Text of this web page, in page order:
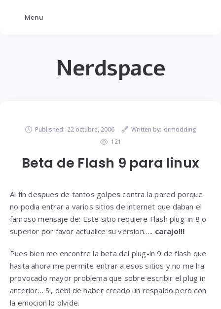
Nerdspace
Published: 22 octubre, 2006 Written by: drmodding
121
Beta de Flash 9 para linux
Al fin despues de tantos golpes contra la pared porque
no podia entrar a varios sitios de internet que daban el
famoso mensaje de: Este sitio requiere Flash plug-in 8 o
superior por favor actualice su version….. carajo!!!
Pues bien me encontre la beta del plug-in 9 de flash que
hasta ahora me permite entrar a esos sitios y no me ha
provocado mayor problema que sobre escribir el plug in
anterior… Si, debi de haber creado un respaldo pero con
la emocion lo olvide.
Menu